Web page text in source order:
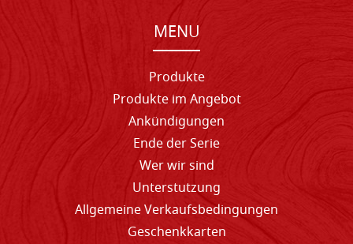
MENU
Produkte
Produkte im Angebot
Ankündigungen
Ende der Serie
Wer wir sind
Unterstutzung
Allgemeine Verkaufsbedingungen
Geschenkkarten